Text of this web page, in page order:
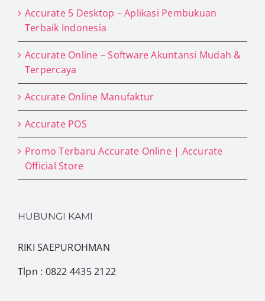
Accurate 5 Desktop – Aplikasi Pembukuan
Terbaik Indonesia
Accurate Online – Software Akuntansi Mudah &
Terpercaya
Accurate Online Manufaktur
Accurate POS
Promo Terbaru Accurate Online | Accurate
Official Store
HUBUNGI KAMI
RIKI SAEPUROHMAN
Tlpn : 0822 4435 2122